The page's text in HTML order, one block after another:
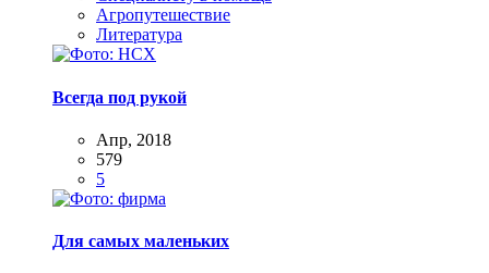
Агропутешествие
Литература
Всегда под рукой
Апр, 2018
579
5
Для самых маленьких